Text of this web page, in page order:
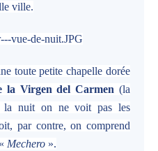
ville.
toute petite chapelle dorée
la Virgen del Carmen (la
la nuit on ne voit pas les
par contre, on comprend
Mechero ».